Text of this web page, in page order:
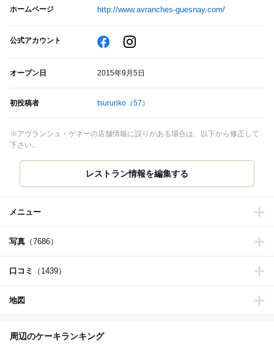
ホームページ http://www.avranches-guesnay.com/
公式アカウント
オープン日 2015年9月5日
初投稿者 tsururiko （57）
※アヴランシュ・ゲネーの店舗情報に誤りがある場合は、以下から修正して
下さい。
レストラン情報を編集する
メニュー
写真 （7686）
口コミ （1439）
地図
周辺のケーキランキング